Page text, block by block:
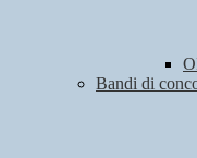
Bandi di